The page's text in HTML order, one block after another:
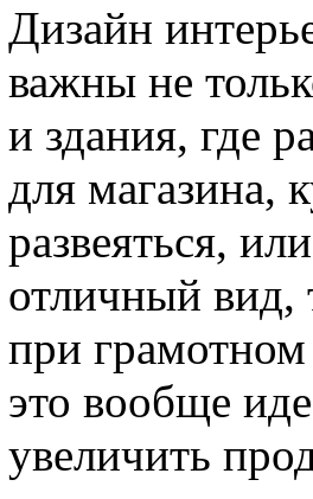
Дизайн
важны не
и здания, где
для магазина,
развеяться,
отличный вид,
при
это вообще
увеличить